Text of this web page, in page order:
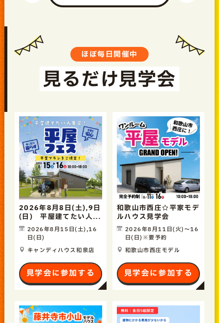
ほぼ毎日開催中
見るだけ見学会
2026年8月8日(土),9日
(日) 平屋建てたい人...
2026年8月15日(土),16
日(日)
キャンディハウス和泉店
見学会に参加する
和歌山市西庄☆平家モデ
ルハウス見学会
2026年8月11日(火)〜16
日(日)※要予約
和歌山市西庄モデル
見学会に参加する